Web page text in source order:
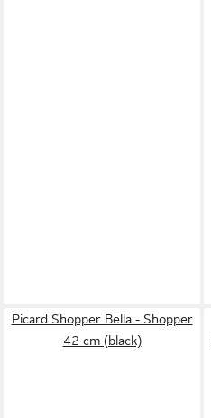
Picard Shopper Bella - Shopper
42 cm (black)